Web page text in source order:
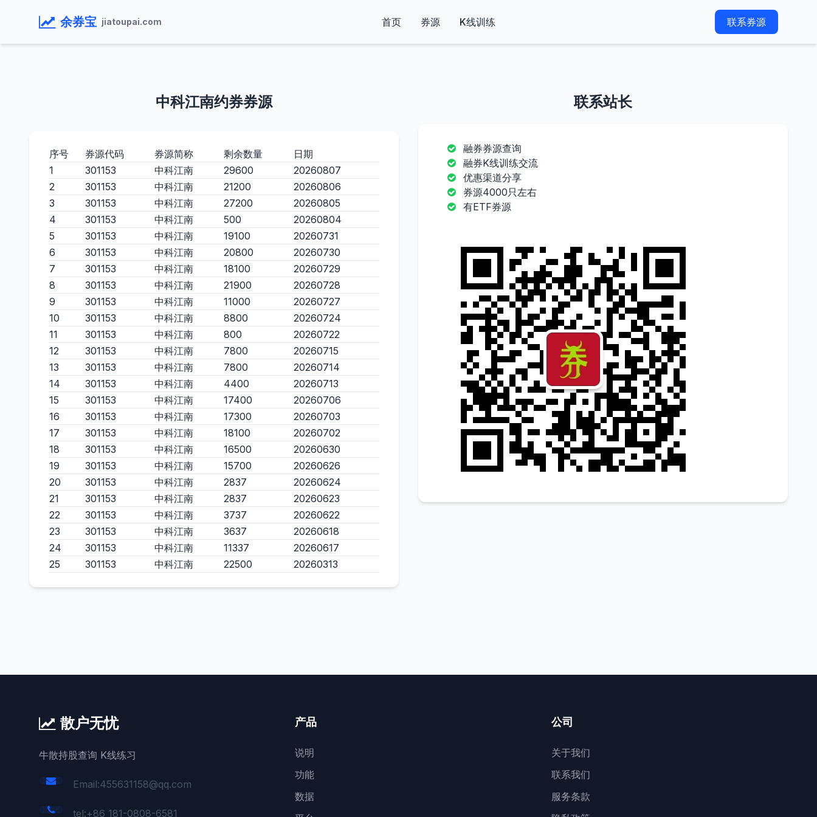
余券宝 jiatoupai.com 首页 券源 K线训练 联系券源
中科江南约券券源
序号 券源代码 券源简称 剩余数量
日期
1
301153 中科江南 29600
20260807
2
301153 中科江南 21200
20260806
3
301153 中科江南 27200
20260805
4
301153 中科江南 500
20260804
5
301153 中科江南 19100
20260731
6
301153 中科江南 20800
20260730
7
301153 中科江南 18100
20260729
8
301153 中科江南 21900
20260728
9
301153 中科江南 11000
20260727
10
301153 中科江南 8800
20260724
11
301153 中科江南 800
20260722
12
301153 中科江南 7800
20260715
13
301153 中科江南 7800
20260714
14
301153 中科江南 4400
20260713
15
301153 中科江南 17400
20260706
16
301153 中科江南 17300
20260703
17
301153 中科江南 18100
20260702
18
301153 中科江南 16500
20260630
19
301153 中科江南 15700
20260626
20
301153 中科江南 2837
20260624
21
301153 中科江南 2837
20260623
22
301153 中科江南 3737
20260622
23
301153 中科江南 3637
20260618
24
301153 中科江南 11337
20260617
25
301153 中科江南 22500 20260313
联系站长
融券券源查询
融券K线训练交流
优惠渠道分享
券源4000只左右
有ETF券源
散户无忧
牛散持股查询 K线练习
Email:455631158@qq.com
tel:+86 181-0808-6581
产品
说明
功能
数据
公司
关于我们
联系我们
服务条款